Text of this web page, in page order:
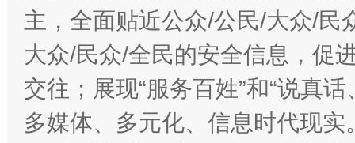
主，全面贴近公众/公民/大众/民
大众/民众/全民的安全信息，促
交往；展现“服务百姓”和“说真
多媒体、多元化、信息时代现实